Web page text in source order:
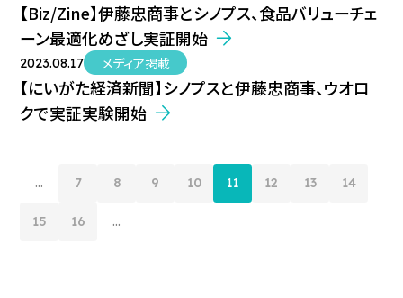
【Biz/Zine】伊藤忠商事とシノプス、食品バリューチェ
ーン最適化めざし実証開始
2023.08.17 メディア掲載
【にいがた経済新聞】シノプスと伊藤忠商事、ウオロ
クで実証実験開始
... 7 8 9 10 11 12 13 14
15 16 ...